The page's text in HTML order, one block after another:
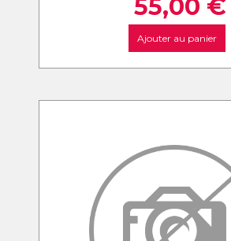
55,00 €
Ajouter au panier